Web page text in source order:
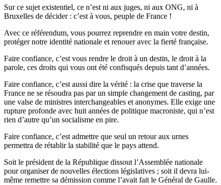
Sur ce sujet existentiel, ce n’est ni aux juges, ni aux ONG, ni à
Bruxelles de décider : c’est à vous, peuple de France !
Avec ce référendum, vous pourrez reprendre en main votre destin,
protéger notre identité nationale et renouer avec la fierté française.
Faire confiance, c’est vous rendre le droit à un destin, le droit à la
parole, ces droits qui vous ont été confisqués depuis tant d’années.
Faire confiance, c’est aussi dire la vérité : la crise que traverse la
France ne se résoudra pas par un simple changement de casting, par
une valse de ministres interchangeables et anonymes. Elle exige une
rupture profonde avec huit années de politique macroniste, qui n’est
rien d’autre qu’un socialisme en pire.
Faire confiance, c’est admettre que seul un retour aux urnes
permettra de rétablir la stabilité que le pays attend.
Soit le président de la République dissout l’Assemblée nationale
pour organiser de nouvelles élections législatives ; soit il devra lui-
même remettre sa démission comme l’avait fait le Général de Gaulle.